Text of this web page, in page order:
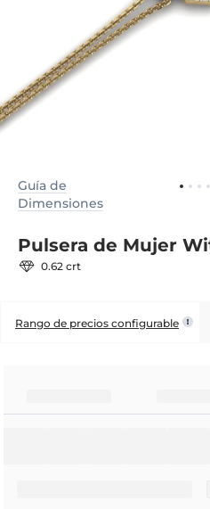
Guía de
Dimensiones
Pulsera de Mujer
0.62 crt
Rango de precios configurable